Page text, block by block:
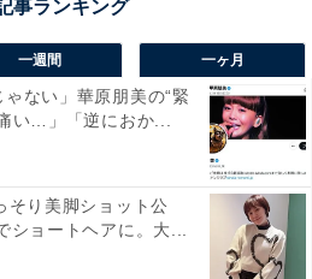
一週間 一ヶ月
ゃない」華原朋美の“緊
い…」「逆におか...
そり美脚ショット公
ショートヘアに。大...